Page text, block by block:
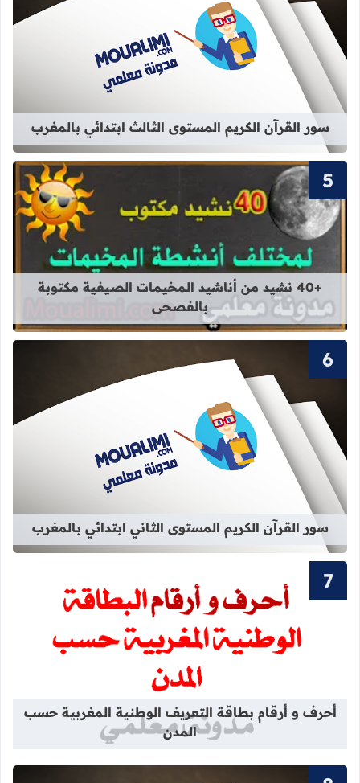
قراءة المزيد عن سور القرآن الكريم
سور القرآن الكريم المستوى الثالث ابتدائي بالمغرب
قراءة المزيد عن +40 نشيد من أناشيد المخيمات الصيفية مكتوبة بالفصحى
+40 نشيد من أناشيد المخيمات الصيفية مكتوبة
بالفصحى
قراءة المزيد عن سور القرآن الكريم
سور القرآن الكريم المستوى الثاني ابتدائي بالمغرب
قراءة المزيد عن أحرف و أرقام
أحرف و أرقام بطاقة التعريف الوطنية المغربية حسب
المدن